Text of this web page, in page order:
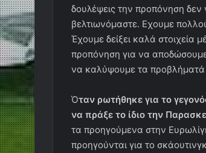
δουλέψεις την προπόνηση δεν
βελτιωνόμαστε. Εχουμε
Έχουμε δείξει καλά στοιχεία
προπόνηση για να
να καλύψουμε τα προβλήματά
Όταν ρωτήθηκε για το
να πράξε το ίδιο την
τα προηγούμενα στην
προηγούνται για το